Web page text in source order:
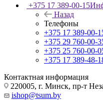
+375 17 389-00-15
Назад
Телефоны
+375 17 389-00-
+375 29 760-00-
+375 25 760-00-
+375 17 389-48-
Контактная информация
220005, г. Минск, пр-т
ishop@tsum.by